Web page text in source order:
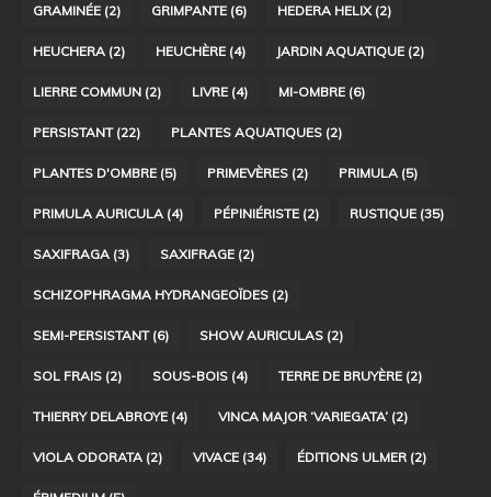
GRAMINÉE (2) GRIMPANTE (6) HEDERA HELIX (2)
HEUCHERA (2) HEUCHÈRE (4) JARDIN AQUATIQUE (2)
LIERRE COMMUN (2) LIVRE (4) MI-OMBRE (6)
PERSISTANT(22) PLANTES AQUATIQUES (2)
PLANTES D'OMBRE (5) PRIMEVÈRES (2) PRIMULA (5)
PRIMULA AURICULA (4) PÉPINIÉRISTE (2) RUSTIQUE (35)
SAXIFRAGA (3) SAXIFRAGE (2)
SCHIZOPHRAGMA HYDRANGEOÏDES (2)
SEMI-PERSISTANT(6) SHOW AURICULAS (2)
SOL FRAIS (2) SOUS-BOIS (4) TERRE DE BRUYÈRE (2)
THIERRY DELABROYE (4) VINCA MAJOR ‘VARIEGATA’ (2)
VIOLA ODORATA (2) VIVACE (34) ÉDITIONS ULMER (2)